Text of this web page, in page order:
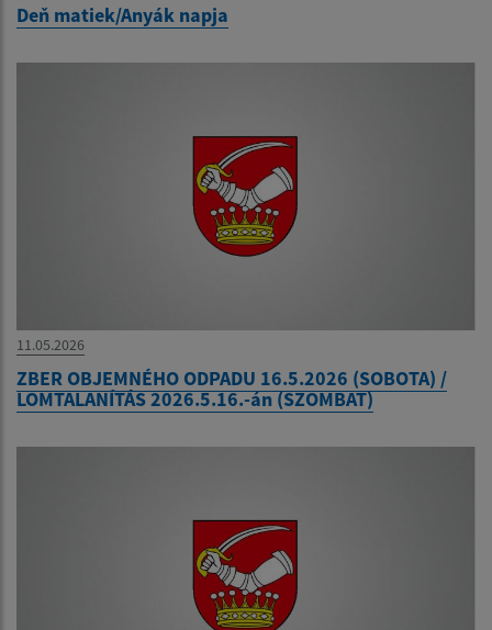
Deň matiek/Anyák napja
11.05.2026
ZBER OBJEMNÉHO ODPADU 16.5.2026 (SOBOTA) /
LOMTALANÍTÁS 2026.5.16.-án (SZOMBAT)